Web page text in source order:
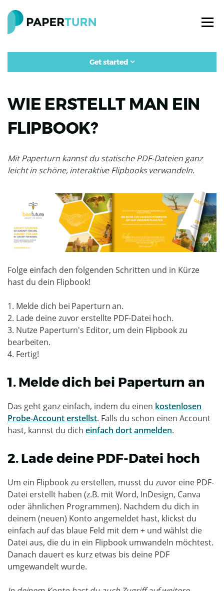
Get started
WIE ERSTELLT MAN EIN
FLIPBOOK?
Mit Paperturn kannst du statische PDF-Dateien ganz
leicht in schöne, interaktive Flipbooks verwandeln.
Folge einfach den folgenden Schritten und in Kürze
hast du dein Flipbook!
1. Melde dich bei Paperturn an.
2. Lade deine zuvor erstellte PDF-Datei hoch.
3. Nutze Paperturn's Editor, um dein Flipbook zu
bearbeiten.
4. Fertig!
1. Melde dich bei Paperturn an
Das geht ganz einfach, indem du einen kostenlosen
Probe-Account erstellst. Falls du schon einen Account
hast, kannst du dich einfach dort anmelden.
2. Lade deine PDF-Datei hoch
Um ein Flipbook zu erstellen, musst du zuvor eine PDF-
Datei erstellt haben (z.B. mit Word, InDesign, Canva
oder ähnlichen Programmen). Nachdem du dich in
deinem (neuen) Konto angemeldet hast, klickst du
einfach auf das blaue Feld mit dem + und wählst die
Datei aus, die du in ein Flipbook umwandeln möchtest.
Danach dauert es kurz etwas bis deine PDF
umgewandelt wurde.